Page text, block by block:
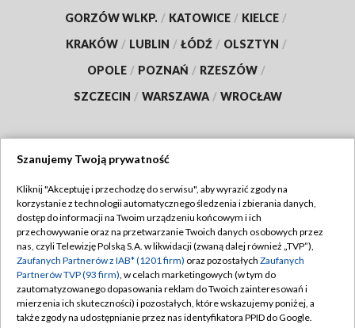
GORZÓW WLKP. / KATOWICE / KIELCE /
KRAKÓW / LUBLIN / ŁÓDŹ / OLSZTYN /
OPOLE / POZNAŃ / RZESZÓW /
SZCZECIN / WARSZAWA / WROCŁAW
TVP
Abonament TVP
Emisja w TVP
Centrum informacji TVP
Naziemna Telewizja Cyfrowa
Regulamin TVP
Polityka prywatności
Moje zgody
Pomoc
Szanujemy Twoją prywatność
Kliknij "Akceptuję i przechodzę do serwisu", aby wyrazić zgody na
korzystanie z technologii automatycznego śledzenia i zbierania danych,
dostęp do informacji na Twoim urządzeniu końcowym i ich
przechowywanie oraz na przetwarzanie Twoich danych osobowych przez
nas, czyli Telewizję Polską S.A. w likwidacji (zwaną dalej również „TVP”),
Zaufanych Partnerów z IAB* (1201 firm) oraz pozostałych Zaufanych
Partnerów TVP (93 firm), w celach marketingowych (w tym do
zautomatyzowanego dopasowania reklam do Twoich zainteresowań i
mierzenia ich skuteczności) i pozostałych, które wskazujemy poniżej, a
także zgody na udostępnianie przez nas identyfikatora PPID do Google.